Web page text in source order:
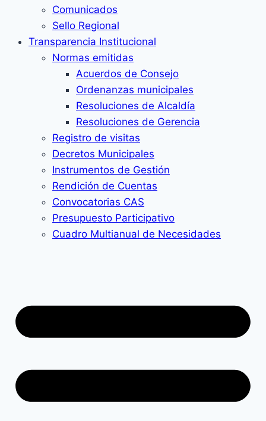
Comunicados
Sello Regional
Transparencia Institucional
Normas emitidas
Acuerdos de Consejo
Ordenanzas municipales
Resoluciones de Alcaldía
Resoluciones de Gerencia
Registro de visitas
Decretos Municipales
Instrumentos de Gestión
Rendición de Cuentas
Convocatorias CAS
Presupuesto Participativo
Cuadro Multianual de Necesidades